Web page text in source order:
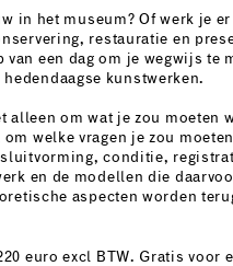
in het museum? Of werk je
restauratie en
een dag om je wegwijs te
kunstwerken.
alleen om wat je zou moeten
welke vragen je zou
conditie,
en de modellen die
aspecten worden
euro excl BTW. Gratis voor